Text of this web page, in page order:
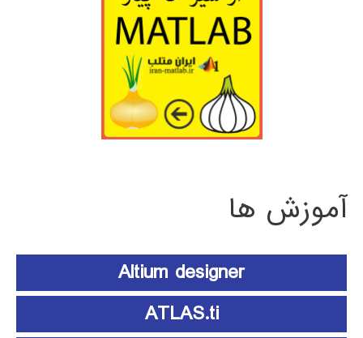
آموزش ها
Altium designer
ATLAS.ti